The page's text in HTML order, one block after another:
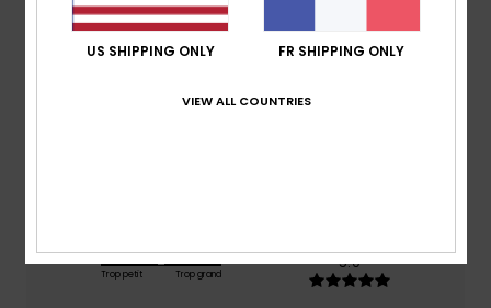
100% de nos clients recommandent ce produit
Trop petit Trop grand
5.0
US SHIPPING ONLY FR SHIPPING ONLY
VIEW ALL COUNTRIES